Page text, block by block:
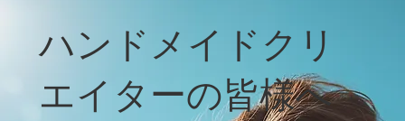
​ハンドメイドクリ
エイターの皆様へ